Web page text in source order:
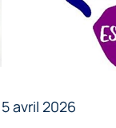
5 avril 2026